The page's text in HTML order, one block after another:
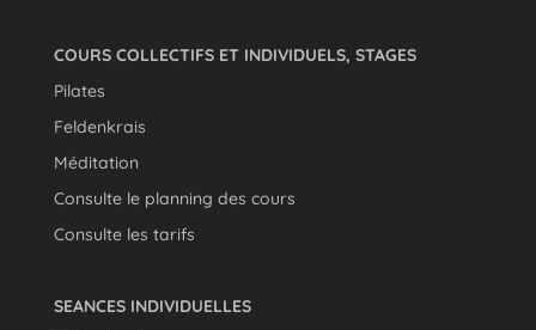
COURS COLLECTIFS ET INDIVIDUELS, STAGES
Pilates
Feldenkrais
Méditation
Consulte le planning des cours
Consulte les tarifs
SEANCES INDIVIDUELLES